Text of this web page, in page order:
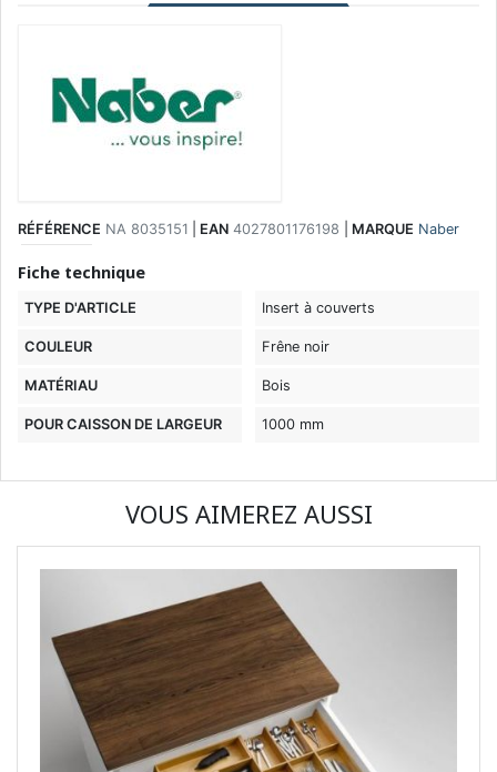
RÉFÉRENCE NA 8035151 EAN 4027801176198 MARQUE Naber
Fiche technique
TYPE D'ARTICLE Insert à couverts
COULEUR Frêne noir
MATÉRIAU Bois
POUR CAISSON DE LARGEUR 1000 mm
VOUS AIMEREZ AUSSI